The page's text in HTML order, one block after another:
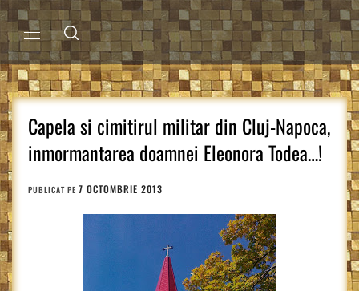
Sari
la
conținutMENIU
PRINCIPAL
Capela si cimitirul militar din Cluj-Napoca,
inmormantarea doamnei Eleonora Todea…!
PUBLICAT PE 7 OCTOMBRIE 2013